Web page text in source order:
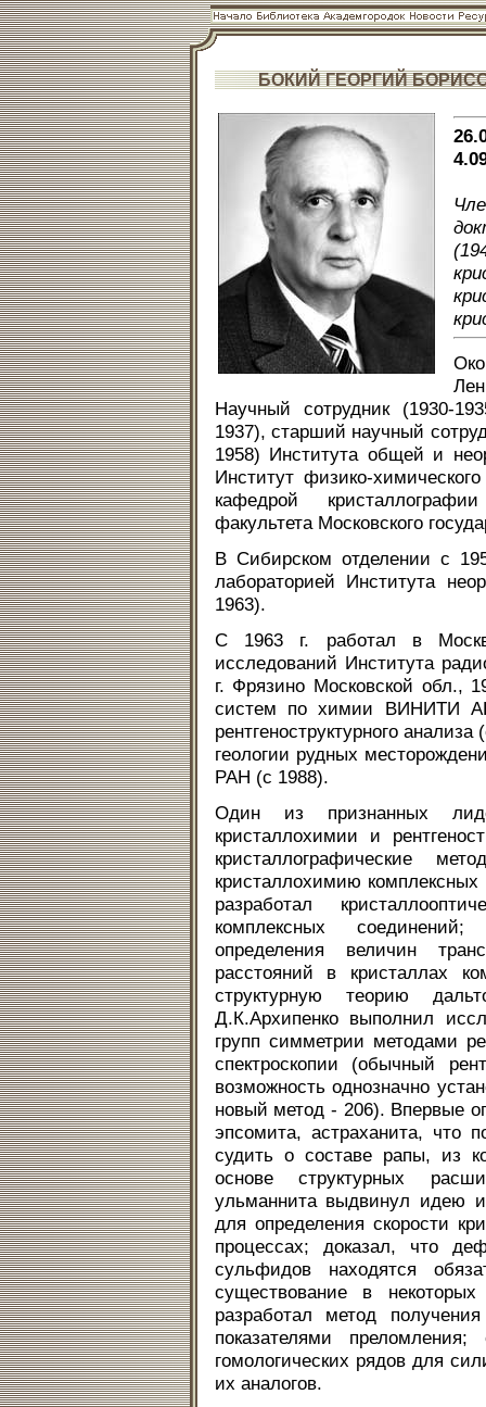
БОКИЙ ГЕОРГИЙ
Научный сотрудник (1930-
1937), старший научный
1958) Института общей и
Институт физико-
кафедрой
факультета Московского
В Сибирском отделении с
лабораторией Института
1963).
С 1963 г. работал в
исследований Института
г. Фрязино Московской обл.,
систем по химии ВИНИТИ
рентгеноструктурного
геологии рудных
РАН (с 1988).
Один из признанных
кристаллохимии и
кристаллографические
кристаллохимию
разработал
комплексных
определения величин
расстояний в кристаллах
структурную теорию
Д.К.Архипенко выполнил
групп симметрии методами
спектроскопии (обычный
возможность однозначно
новый метод - 206). Впервые
эпсомита, астраханита, что
судить о составе рапы, из
основе структурных
ульманнита выдвинул идею
для определения скорости
процессах; доказал, что
сульфидов находятся
существование в
разработал метод
показателями
гомологических рядов для
их аналогов.